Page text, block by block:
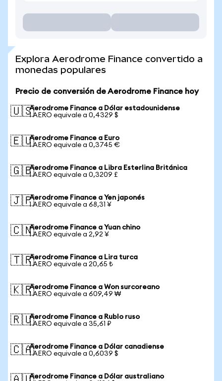
Explora Aerodrome Finance convertido a
monedas populares
Precio de conversión de Aerodrome Finance hoy
🇺🇸Aerodrome Finance a Dólar estadounidense
1 AERO equivale a 0,4329 $
🇪🇺Aerodrome Finance a Euro
1 AERO equivale a 0,3745 €
🇬🇧Aerodrome Finance a Libra Esterlina Británica
1 AERO equivale a 0,3209 £
🇯🇵Aerodrome Finance a Yen japonés
1 AERO equivale a 68,31 ¥
🇨🇳Aerodrome Finance a Yuan chino
1 AERO equivale a 2,92 ¥
🇹🇷Aerodrome Finance a Lira turca
1 AERO equivale a 20,65 ₺
🇰🇷Aerodrome Finance a Won surcoreano
1 AERO equivale a 609,49 ₩
🇷🇺Aerodrome Finance a Rublo ruso
1 AERO equivale a 35,61 ₽
🇨🇦Aerodrome Finance a Dólar canadiense
1 AERO equivale a 0,6039 $
Aerodrome Finance a Dólar australiano